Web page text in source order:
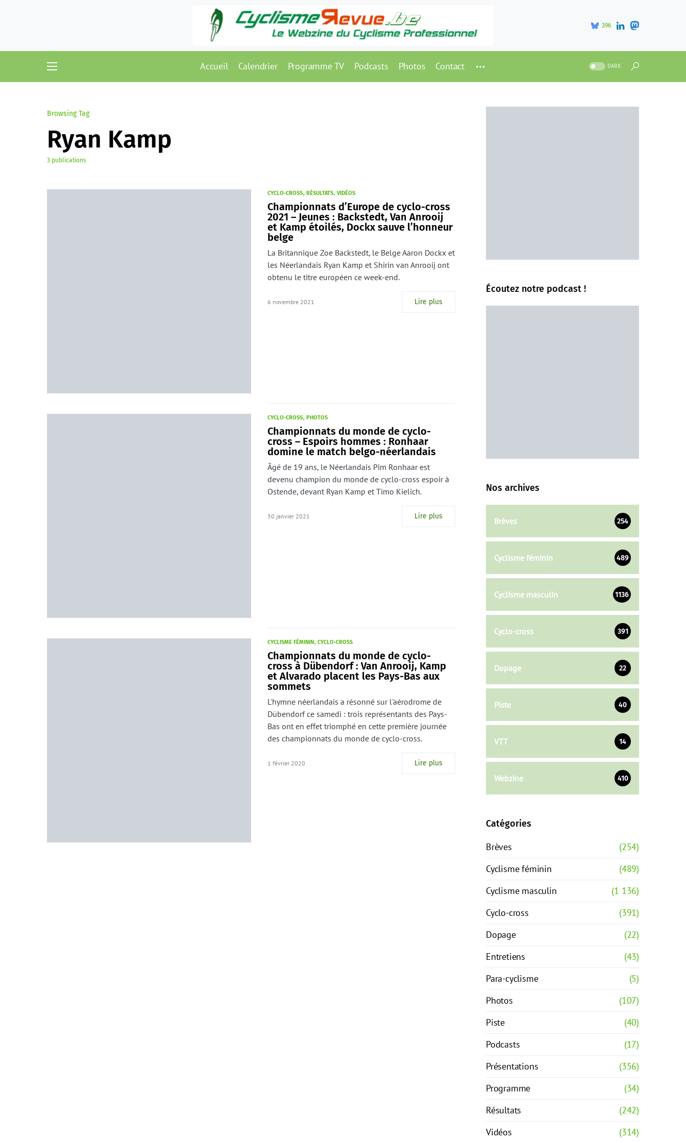
396
Accueil Calendrier Programme TV Podcasts Photos Contact DARK
Browsing Tag
Ryan Kamp
3 publications
CYCLO-CROSS RÉSULTATS VIDÉOS
Championnats d’Europe de cyclo-cross
2021 – Jeunes : Backstedt, Van Anrooij
et Kamp étoilés, Dockx sauve l’honneur
belge
La Britannique Zoe Backstedt, le Belge Aaron Dockx et
les Néerlandais Ryan Kamp et Shirin van Anrooij ont
obtenu le titre européen ce week-end.
6 novembre 2021 Lire plus
CYCLO-CROSS PHOTOS
Championnats du monde de cyclo-
cross – Espoirs hommes : Ronhaar
domine le match belgo-néerlandais
Âgé de 19 ans, le Néerlandais Pim Ronhaar est
devenu champion du monde de cyclo-cross espoir à
Ostende, devant Ryan Kamp et Timo Kielich.
30 janvier 2021 Lire plus
CYCLISME FÉMININ CYCLO-CROSS
Championnats du monde de cyclo-
cross à Dübendorf : Van Anrooij, Kamp
et Alvarado placent les Pays-Bas aux
sommets
L'hymne néerlandais a résonné sur l'aérodrome de
Dübendorf ce samedi : trois représentants des Pays-
Bas ont en effet triomphé en cette première journée
des championnats du monde de cyclo-cross.
1 février 2020 Lire plus
Écoutez notre podcast !
Nos archives
Brèves 254
Cyclisme féminin 489
Cyclisme masculin 1136
Cyclo-cross 391
Dopage 22
Piste 40
VTT 14
Webzine 410
Catégories
Brèves
(254)
Cyclisme féminin
(489)
Cyclisme masculin
(1 136)
Cyclo-cross
(391)
Dopage
(22)
Entretiens
(43)
Para-cyclisme
(5)
Photos
(107)
Piste
(40)
Podcasts
(17)
Présentations
(356)
Programme
(34)
Résultats
(242)
Vidéos
(314)